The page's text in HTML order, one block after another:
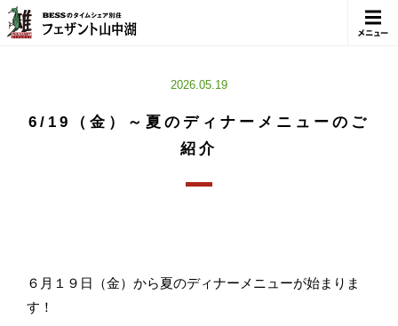
メニュ
2026.05.19
6/19（金）～夏のディナーメニューのご
紹介
６月１９日（金）から夏のディナーメニューが始まりま
す！